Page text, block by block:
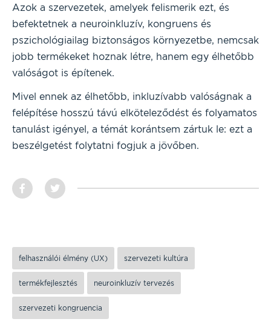
Azok a szervezetek, amelyek felismerik ezt, és
befektetnek a neuroinkluzív, kongruens és
pszichológiailag biztonságos környezetbe, nemcsak
jobb termékeket hoznak létre, hanem egy élhetőbb
valóságot is építenek.
Mivel ennek az élhetőbb, inkluzívabb valóságnak a
felépítése hosszú távú elköteleződést és folyamatos
tanulást igényel, a témát korántsem zártuk le: ezt a
beszélgetést folytatni fogjuk a jövőben.
felhasználói élmény (UX) szervezeti kultúra
termékfejlesztés neuroinkluzív tervezés
szervezeti kongruencia